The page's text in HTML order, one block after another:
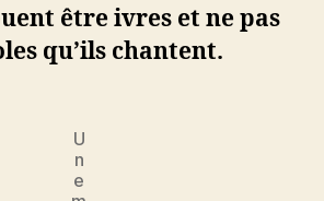
être ivres et ne pas
qu’ils chantent.
U
n
e